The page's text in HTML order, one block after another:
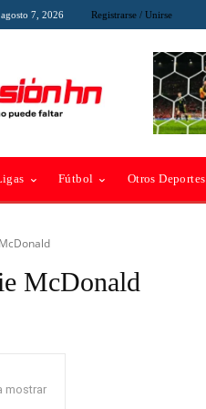
7, 2026 Registrarse / Unirse
Fútbol Otros Deportes
McDonald
mostrar